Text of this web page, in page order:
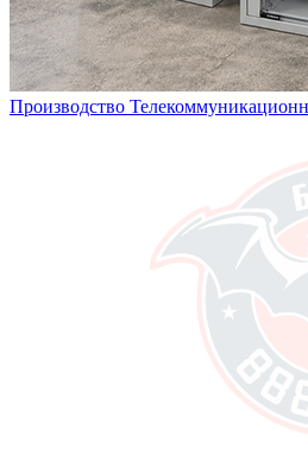
Производство